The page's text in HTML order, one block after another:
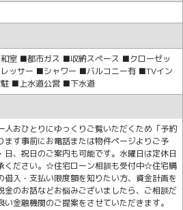
室 ■都市ガス ■収納スペース ■クローゼッ
ッサー ■シャワー ■バルコニー有 ■TVイン
■上水道公営 ■下水道
おひとりにゆっくりご覧いただくため「予約
ます事前にお電話または物件ページよりご予
、祝日のご案内も可能です。水曜日は定休日
ください。☆住宅ローン相談も受付中☆住宅購
借入・支払い限度額を知りたい方、資金計画を
金のお話などお悩みございましたら、ご相談だ
金融機関のご提案をさせていただきます。